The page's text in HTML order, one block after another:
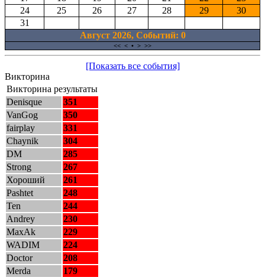
24
25 26 27 28 29
30
31
Август 2026, Cобытий: 0
<< < • > >>
[Показать все события]
Викторина
Викторина результаты
Denisque
351
VanGog
350
fairplay
331
Chaynik
304
DM
285
Strong
267
Хороший
261
Pashtet
248
Ten
244
Andrey
230
MaxAk
229
WADIM
224
Doctor
208
Merda
179